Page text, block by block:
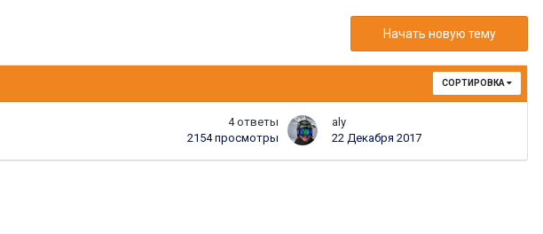
Начать новую тему
СОРТИРОВКА
4 ответы
2154 просмотры
aly
22 Декабря 2017